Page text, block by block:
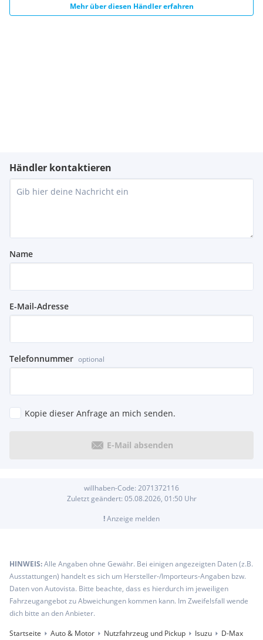
Mehr über diesen Händler erfahren
Händler kontaktieren
Name
E-Mail-Adresse
Telefonnummer optional
Kopie dieser Anfrage an mich senden.
E-Mail absenden
willhaben-Code: 2071372116
Zuletzt geändert: 05.08.2026, 01:50Uhr
!Anzeige melden
HINWEIS:Alle Angaben ohne Gewähr. Bei einigen angezeigten Daten (z.B.
Ausstattungen) handelt es sich um Hersteller-/Importeurs-Angaben bzw.
Daten von Autovista. Bitte beachte, dass es hierdurch im jeweiligen
Fahrzeugangebot zu Abweichungen kommen kann. Im Zweifelsfall wende
dich bitte an den Anbieter.
Startseite
Auto & Motor Nutzfahrzeug und Pickup Isuzu D-Max